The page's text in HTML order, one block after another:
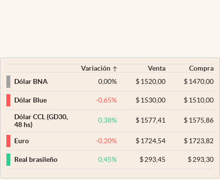
Variación Venta
Compra
Dólar BNA
0,00% $ 1520,00 $1470,00
Dólar Blue -0,65% $ 1530,00 $1510,00
Dólar CCL (GD30,
48 hs)
0,38% $ 1577,41 $1575,86
Euro -0,20% $ 1724,54 $1723,82
Real brasileño 0,45% $ 293,45 $293,30